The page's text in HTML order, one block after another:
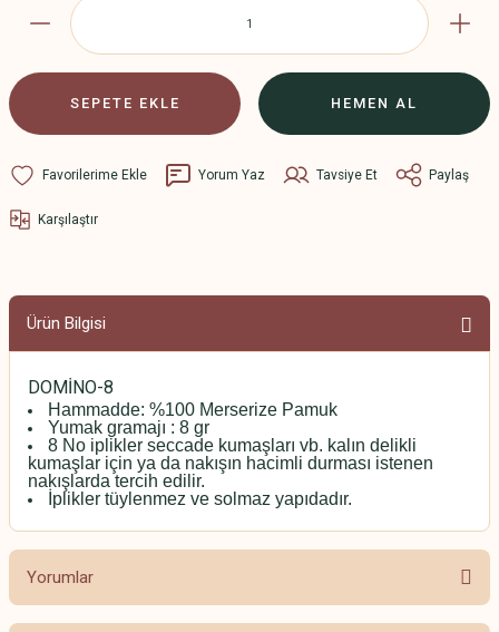
SEPETE EKLE HEMEN AL
Yorum Yaz Tavsiye Et Paylaş
Karşılaştır
Ürün Bilgisi
DOMİNO-8
Hammadde: %100 Merserize Pamuk
Yumak gramajı : 8 gr
8 No iplikler seccade kumaşları vb. kalın delikli
kumaşlar için ya da nakışın hacimli durması istenen
nakışlarda tercih edilir.
İplikler tüylenmez ve solmaz yapıdadır.
Yorumlar